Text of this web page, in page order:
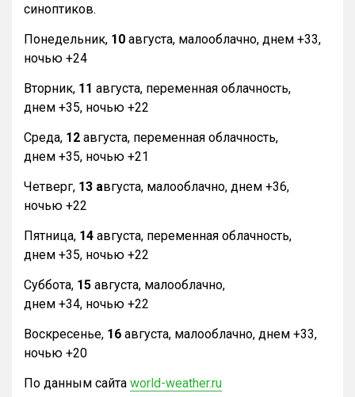
синоптиков.
Понедельник, 10 августа, малооблачно, днем +33,
ночью +24
Вторник, 11 августа, переменная облачность,
днем +35, ночью +22
Среда, 12 августа, переменная облачность,
днем +35, ночью +21
Четверг, 13 августа, малооблачно, днем +36,
ночью +22
Пятница, 14 августа, переменная облачность,
днем +35, ночью +22
Суббота, 15 августа, малооблачно,
днем +34, ночью +22
Воскресенье, 16 августа, малооблачно, днем +33,
ночью +20
По данным сайта world-weather.ru